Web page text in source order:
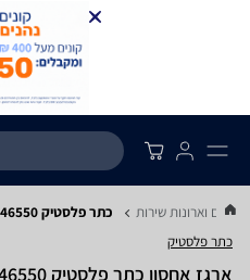
וארונות שירות כתר פלסטיק 3746550 ארגז אחסון אונטריו 870 ליטר 250657
כתר פלסטיק